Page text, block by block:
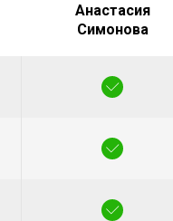
Анастасия
Симонова